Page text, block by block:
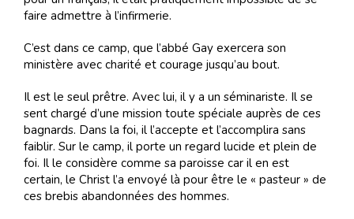
faire admettre à l’infirmerie.
C’est dans ce camp, que l’abbé Gay exercera son
ministère avec charité et courage jusqu’au bout.
Il est le seul prêtre. Avec lui, il y a un séminariste. Il se
sent chargé d’une mission toute spéciale auprès de ces
bagnards. Dans la foi, il l’accepte et l’accomplira sans
faiblir. Sur le camp, il porte un regard lucide et plein de
foi. Il le considère comme sa paroisse car il en est
certain, le Christ l’a envoyé là pour être le « pasteur » de
ces brebis abandonnées des hommes.